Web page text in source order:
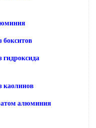
каолинов
алюминия